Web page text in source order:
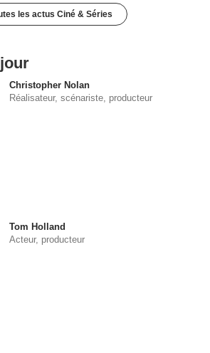
les actus Ciné & Séries
Christopher Nolan
Réalisateur, scénariste, producteur
Tom Holland
Acteur, producteur